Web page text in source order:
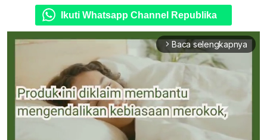
Ikuti Whatsapp Channel Republika
arrow_forward_ios Baca selengkapnya